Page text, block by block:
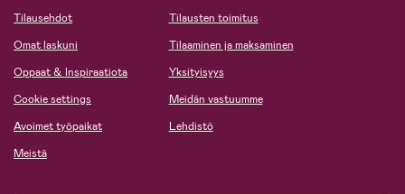
Tilausehdot
Omat laskuni
Oppaat & Inspiraatiota
Cookie settings
Avoimet työpaikat
Meistä
Tilausten toimitus
Tilaaminen ja maksaminen
Yksityisyys
Meidän vastuumme
Lehdistö